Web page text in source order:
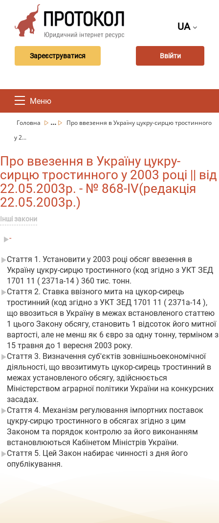
UA
Зареєструватися Ввійти
Меню
Головна ...
Про ввезення в Україну цукру-сирцю тростинного
у 2...
Про ввезення в Україну цукру-
сирцю тростинного у 2003 році || від
22.05.2003р. - № 868-IV(редакція
22.05.2003р.)
Інші закони
-
Стаття 1. Установити у 2003 році обсяг ввезення в
Україну цукру-сирцю тростинного (код згідно з УКТ ЗЕД
1701 11 ( 2371а-14 ) 360 тис. тонн.
Стаття 2. Ставка ввізного мита на цукор-сирець
тростинний (код згідно з УКТ ЗЕД 1701 11 ( 2371а-14 ),
що ввозиться в Україну в межах встановленого статтею
1 цього Закону обсягу, становить 1 відсоток його митної
вартості, але не менш як 6 євро за одну тонну, терміном з
15 травня до 1 вересня 2003 року.
Стаття 3. Визначення суб'єктів зовнішньоекономічної
діяльності, що ввозитимуть цукор-сирець тростинний в
межах установленого обсягу, здійснюється
Міністерством аграрної політики України на конкурсних
засадах.
Стаття 4. Механізм регулювання імпортних поставок
цукру-сирцю тростинного в обсягах згідно з цим
Законом та порядок контролю за його виконанням
встановлюються Кабінетом Міністрів України.
Стаття 5. Цей Закон набирає чинності з дня його
опублікування.